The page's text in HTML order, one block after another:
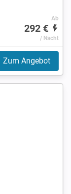
Ab
292 €
/ Nacht
Zum Angebot